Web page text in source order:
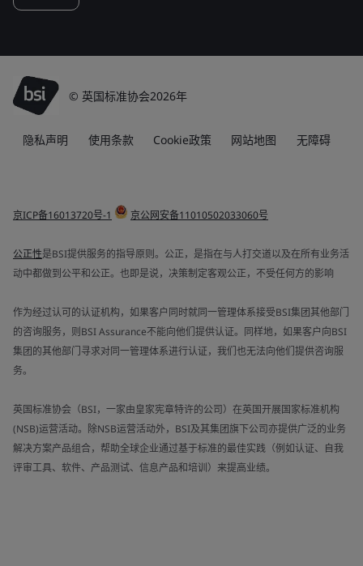
© 英国标准协会2026年
隐私声明 使用条款 Cookie政策 网站地图 无障碍
京ICP备16013720号-1 京公网安备11010502033060号
公正性是BSI提供服务的指导原则。公正，是指在与人打交道以及在所有业务活
动中都做到公平和公正。也即是说，决策制定客观公正，不受任何方的影响
作为经过认可的认证机构，如果客户同时就同一管理体系接受BSI集团其他部门
的咨询服务，则BSI Assurance不能向他们提供认证。同样地，如果客户向BSI
集团的其他部门寻求对同一管理体系进行认证，我们也无法向他们提供咨询服
务。
英国标准协会（BSI，一家由皇家宪章特许的公司）在英国开展国家标准机构
(NSB)运营活动。除NSB运营活动外，BSI及其集团旗下公司亦提供广泛的业务
解决方案产品组合，帮助全球企业通过基于标准的最佳实践（例如认证、自我
评审工具、软件、产品测试、信息产品和培训）来提高业绩。